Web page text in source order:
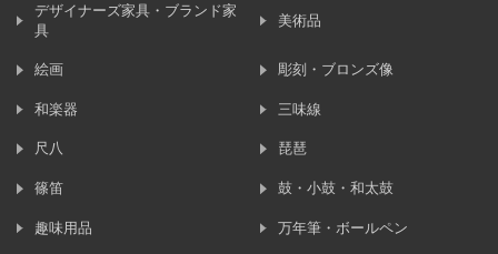
デザイナーズ家具・ブランド家
具
美術品
絵画 彫刻・ブロンズ像
和楽器 三味線
尺八 琵琶
篠笛 鼓・小鼓・和太鼓
趣味用品 万年筆・ボールペン